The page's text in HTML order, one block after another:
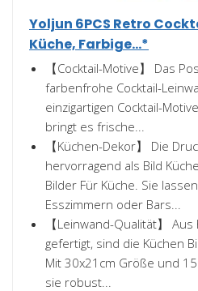
Yoljun 6PCS Retro
Küche, Farbige...*
【Cocktail-Motive】 Das
farbenfrohe Cocktail-
einzigartigen Cocktail-
bringt es frische...
【Küchen-Dekor】 Die
hervorragend als Bild
Bilder Für Küche. Sie
Esszimmern oder Bars...
【Leinwand-Qualität】
gefertigt, sind die Küchen
Mit 30x21cm Größe und
sie robust...